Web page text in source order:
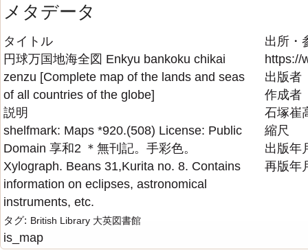
メタデータ
タイトル
円球万国地海全図 Enkyu bankoku chikai
zenzu [Complete map of the lands and seas
of all countries of the globe]
説明
shelfmark: Maps *920.(508) License: Public
Domain 享和2 ＊無刊記。手彩色。
Xylograph. Beans 31,Kurita no. 8. Contains
information on eclipses, astronomical
instruments, etc.
タグ: British Library 大英図書館
is_map
出所・
https://
出版者
作成者
石塚崔
縮尺
出版年
再版年